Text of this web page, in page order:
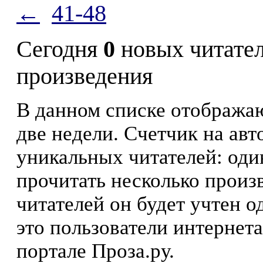
←
41-48
Сегодня 0 новых
произведения
В данном списке
две недели. Счетчик на
уникальных читателей:
прочитать несколько
читателей он будет учтен
это пользователи
портале Проза.ру.